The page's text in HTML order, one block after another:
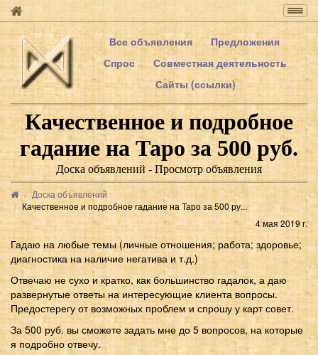
Все объявления
Предложения
Спрос
Совместная деятельность
Сайты (ссылки)
Качественное и подробное
гадание на Таро за 500 руб.
Доска объявлений - Просмотр объявления
Доска объявлений
Качественное и подробное гадание на Таро за 500 ру...
4 мая 2019 г.
Гадаю на любые темы (личные отношения; работа; здоровье;
диагностика на наличие негатива и т.д.)
Отвечаю не сухо и кратко, как большинство гадалок, а даю
развернутые ответы на интересующие клиента вопросы.
Предостерегу от возможных проблем и спрошу у карт совет.
За 500 руб. вы сможете задать мне до 5 вопросов, на которые
я подробно отвечу.